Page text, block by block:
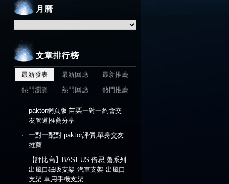
月曆
文章排行榜
最新發表 最新回應
最新推薦
熱門瀏覽
熱門回應 熱門推薦
paktor網頁版 苗栗一對一約會交
友管道推薦分享
一對一配對 paktor評價,單身交友
推薦
【評比高】BASEUS 倍思 磐系列
出風口磁吸支架 汽車支架 出風口
支架 車用手機支架